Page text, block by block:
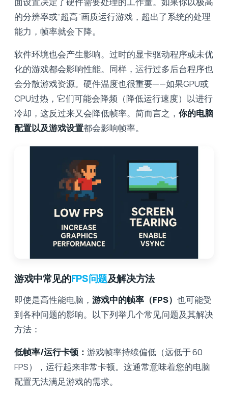
的分辨率或“超高”画质运行游戏，超出了系统的处理
能力，帧率就会下降。
软件环境也会产生影响。过时的显卡驱动程序或未优
化的游戏都会影响性能。同样，运行过多后台程序也
会分散游戏资源。硬件温度也很重要——如果GPU或
CPU过热，它们可能会降频（降低运行速度）以进行
冷却，这反过来又会降低帧率。简而言之，你的电脑
配置以及游戏设置都会影响帧率。
游戏中常见的FPS问题及解决方法
即使是高性能电脑， 游戏中的帧率（FPS） 也可能受
到各种问题的影响。以下列举几个常见问题及其解决
方法：
低帧率/运行卡顿： 游戏帧率持续偏低（远低于 60
FPS），运行起来非常卡顿。这通常意味着您的电脑
配置无法满足游戏的需求。